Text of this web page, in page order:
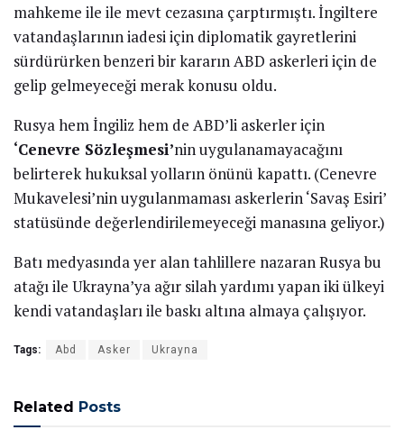
mahkeme ile ile mevt cezasına çarptırmıştı. İngiltere
vatandaşlarının iadesi için diplomatik gayretlerini
sürdürürken benzeri bir kararın ABD askerleri için de
gelip gelmeyeceği merak konusu oldu.
Rusya hem İngiliz hem de ABD’li askerler için
‘Cenevre Sözleşmesi’nin uygulanamayacağını
belirterek hukuksal yolların önünü kapattı. (Cenevre
Mukavelesi’nin uygulanmaması askerlerin ‘Savaş Esiri’
statüsünde değerlendirilemeyeceği manasına geliyor.)
Batı medyasında yer alan tahlillere nazaran Rusya bu
atağı ile Ukrayna’ya ağır silah yardımı yapan iki ülkeyi
kendi vatandaşları ile baskı altına almaya çalışıyor.
Tags: Abd Asker Ukrayna
Related Posts